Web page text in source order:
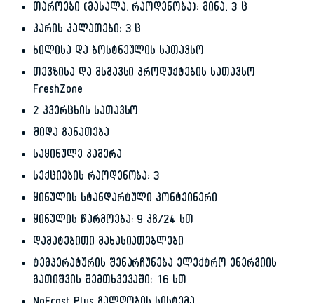
თაროები (მასალა, რაოდენობა): მინა, 3 ც
კარის კალათები: 3 ც
ხილისა და ბოსტნეულის სათავსო
თევზისა და მსგავსი პროდუქტების სათავსო
FreshZone
2 კვერცხის სათავსო
შიდა განათება
საყინულე კამერა
სექციების რაოდენობა: 3
ყინულის სტანდარტული კონტეინერი
ყინულის წარმოება: 9 კგ/24 სთ
დამატებითი მახასიათებლები
ტემპერატურის შენარჩუნება ელექტრო ენერგიის
გათიშვის შემთხვევაში: 16 სთ